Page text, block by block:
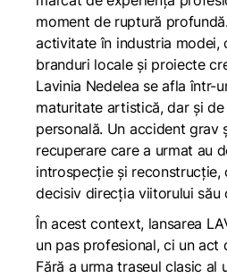
moment de ruptură
activitate în industria modei,
branduri locale și proiecte
Lavinia Nedelea se afla într-
maturitate artistică, dar și de
personală. Un accident grav
recuperare care a urmat au
introspecție și reconstrucție,
decisiv direcția viitorului său
În acest context, lansarea
un pas profesional, ci un act
Fără a urma traseul clasic al